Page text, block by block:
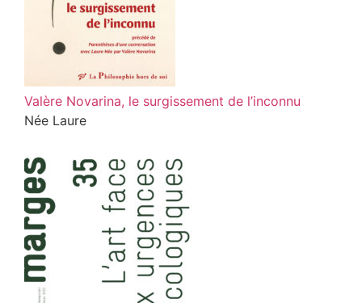
Valère Novarina, le surgissement de l’inconnu
Née Laure